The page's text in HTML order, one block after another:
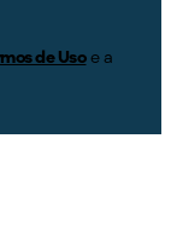
de Usoe a